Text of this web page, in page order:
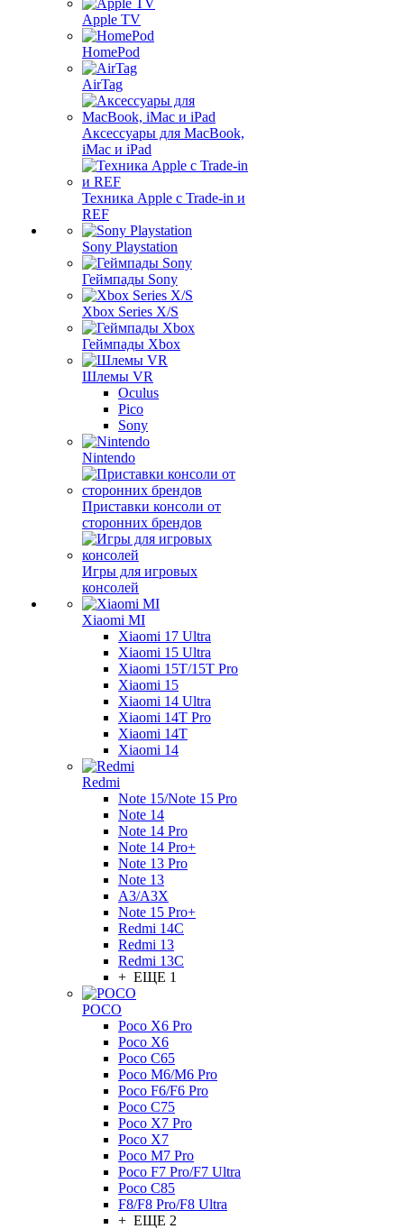
Apple TV
HomePod
AirTag
Аксессуары для MacBook,
iMac и iPad
Техника Apple с Trade-in и
REF
Sony Playstation
Геймпады Sony
Xbox Series X/S
Геймпады Xbox
Шлемы VR
Oculus
Pico
Sony
Nintendo
Приставки консоли от
сторонних брендов
Игры для игровых
консолей
Xiaomi MI
Xiaomi 17 Ultra
Xiaomi 15 Ultra
Xiaomi 15T/15T Pro
Xiaomi 15
Xiaomi 14 Ultra
Xiaomi 14T Pro
Xiaomi 14T
Xiaomi 14
Redmi
Note 15/Note 15 Pro
Note 14
Note 14 Pro
Note 14 Pro+
Note 13 Pro
Note 13
A3/A3X
Note 15 Pro+
Redmi 14C
Redmi 13
Redmi 13C
+ ЕЩЕ 1
POCO
Poco X6 Pro
Poco X6
Poco C65
Poco M6/M6 Pro
Poco F6/F6 Pro
Poco C75
Poco X7 Pro
Poco X7
Poco M7 Pro
Poco F7 Pro/F7 Ultra
Poco C85
F8/F8 Pro/F8 Ultra
+ ЕЩЕ 2